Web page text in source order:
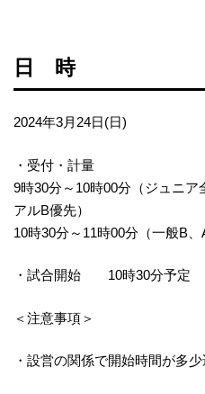
日 時
2024年3月24日(日)
・受付・計量
9時30分～10時00分（ジュニ
アルB優先）
10時30分～11時00分（一般B、
・試合開始 10時30分予定
＜注意事項＞
・設営の関係で開始時間が多